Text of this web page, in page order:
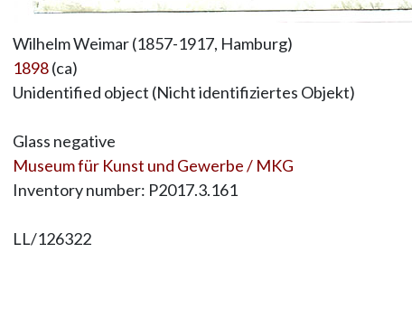
Wilhelm Weimar (1857-1917, Hamburg)
1898(ca)
Unidentified object (Nicht identifiziertes Objekt)
Glass negative
Museum für Kunst und Gewerbe / MKG
Inventory number: P2017.3.161
LL/126322